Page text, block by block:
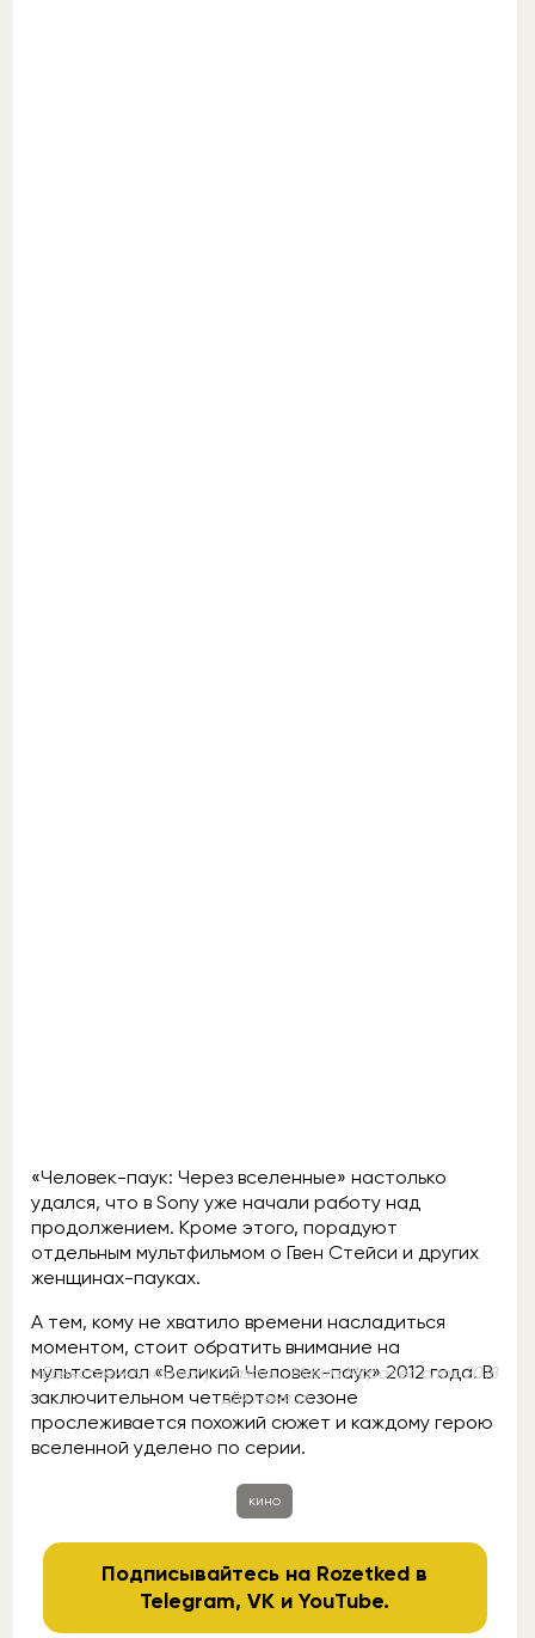
«Единственно, что могу сказать... Майлз Моралес спас 2018
для меня...»
«Человек-паук: Через вселенные» настолько
удался, что в Sony уже начали работу над
продолжением. Кроме этого, порадуют
отдельным мультфильмом о Гвен Стейси и других
женщинах-пауках.
А тем, кому не хватило времени насладиться
моментом, стоит обратить внимание на
мультсериал «Великий Человек-паук» 2012 года. В
заключительном четвёртом сезоне
прослеживается похожий сюжет и каждому герою
вселенной уделено по серии.
кино
Подписывайтесь на Rozetked в
Telegram,VK иYouTube.